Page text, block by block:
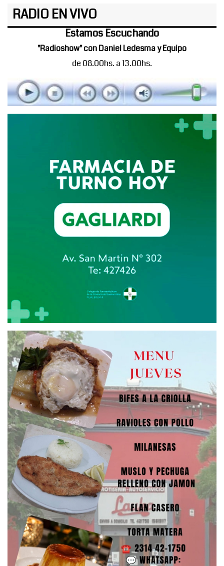
RADIO EN VIVO
Estamos Escuchando
"Radioshow" con Daniel Ledesma y Equipo
de 08.00hs. a 13.00hs.